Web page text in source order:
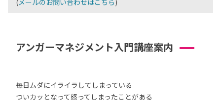
(メールのお問い合わせはこちら)
アンガーマネジメント入門講座案内
毎日ムダにイライラしてしまっている
ついカッとなって怒ってしまったことがある